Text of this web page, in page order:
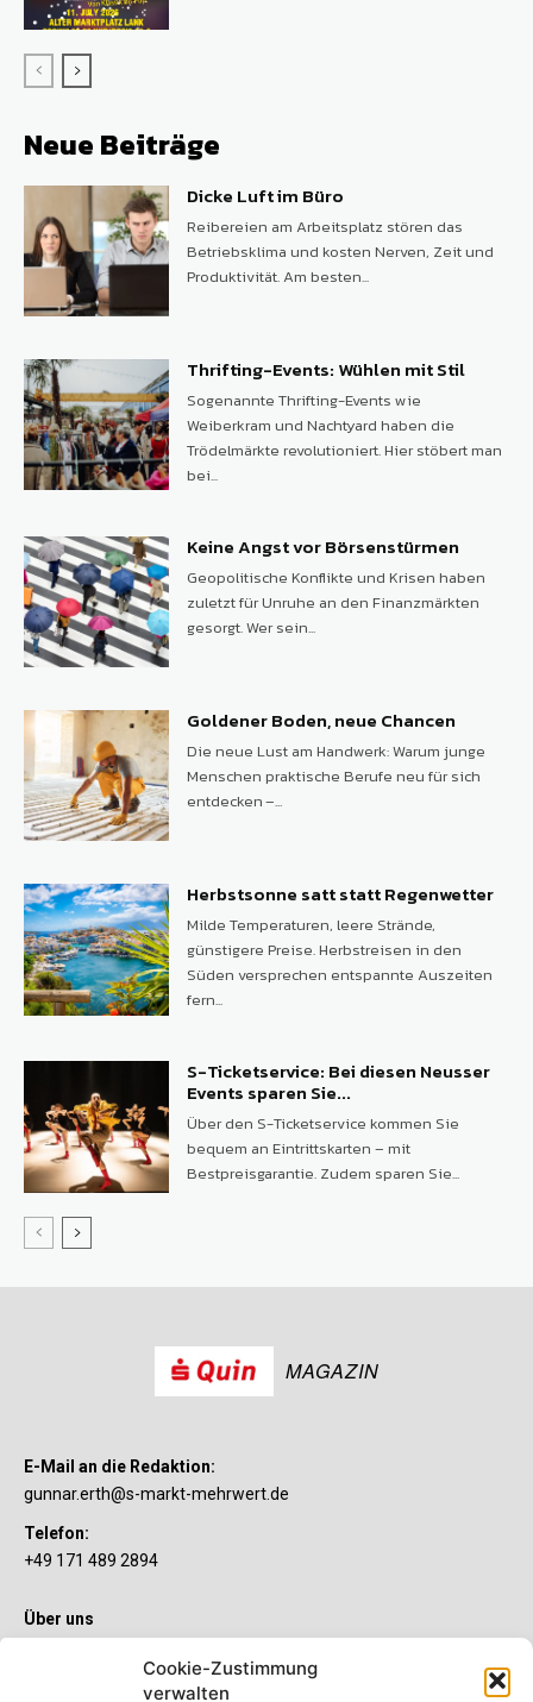
Cookie-Zustimmung
verwalten
Neue Beiträge
Dicke Luft im Büro
Reibereien am Arbeitsplatz stören das
Betriebsklima und kosten Nerven, Zeit und
Produktivität. Am besten...
Thrifting-Events: Wühlen mit Stil
Sogenannte Thrifting-Events wie
Weiberkram und Nachtyard haben die
Trödelmärkte revolutioniert. Hier stöbert man
bei...
Keine Angst vor Börsenstürmen
Geopolitische Konflikte und Krisen haben
zuletzt für Unruhe an den Finanzmärkten
gesorgt. Wer sein...
Goldener Boden, neue Chancen
Die neue Lust am Handwerk: Warum junge
Menschen praktische Berufe neu für sich
entdecken –...
Herbstsonne satt statt Regenwetter
Milde Temperaturen, leere Strände,
günstigere Preise. Herbstreisen in den
Süden versprechen entspannte Auszeiten
fern...
S-Ticketservice: Bei diesen Neusser
Events sparen Sie...
Über den S-Ticketservice kommen Sie
bequem an Eintrittskarten – mit
Bestpreisgarantie. Zudem sparen Sie...
MAGAZIN
E-Mail an die Redaktion:
gunnar.erth@s-markt-mehrwert.de
Telefon:
+49 171 489 2894
Über uns
Sie wollen mehr als ein gewöhnliches Girokonto? Dann ist unser
S-Quin Konto genau das Richtige für Sie. Die beiden